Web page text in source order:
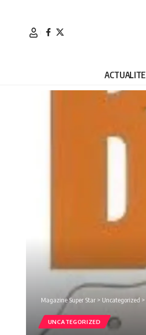
ACTUALITE
Magazine Super Star > Uncategorized >
UNCATEGORIZED